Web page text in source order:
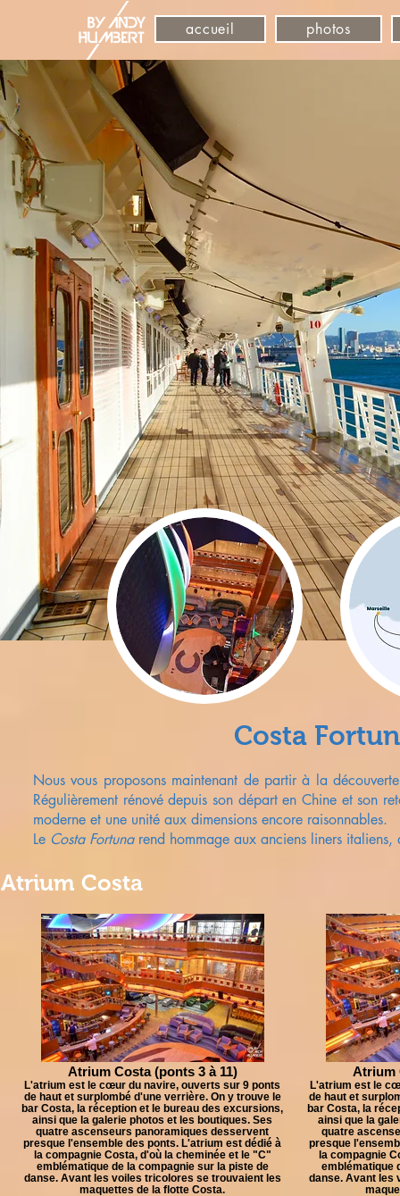
accueil photos
Costa
Nous vous proposons maintenant de partir à la
Régulièrement rénové depuis son départ en Chine et son
moderne et une unité aux dimensions encore raisonnables.
Le Costa Fortunarend hommage aux anciens liners italiens,
Atrium Costa
Atrium Costa (ponts 3 à 11)
L'atrium est le cœur du navire, ouverts sur 9 ponts
de haut et surplombé d'une verrière. On y trouve le
bar Costa, la réception et le bureau des excursions,
ainsi que la galerie photos et les boutiques. Ses
quatre ascenseurs panoramiques desservent
presque l'ensemble des ponts. L'atrium est dédié à
la compagnie Costa, d'où la cheminée et le "C"
emblématique de la compagnie sur la piste de
danse. Avant les voiles tricolores se trouvaient les
maquettes de la flotte Costa.
Atrium
L'atrium est le
de haut et
bar Costa, la
ainsi que la
quatre
presque
la compagnie
emblématique
danse. Avant les